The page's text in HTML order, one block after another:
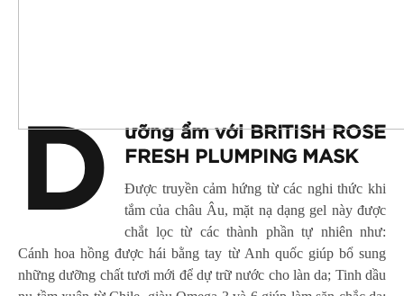
D
ưỡng ẩm với BRITISH ROSE
FRESH PLUMPING MASK
Được truyền cảm hứng từ các nghi thức khi
tắm của châu Âu, mặt nạ dạng gel này được
chắt lọc từ các thành phần tự nhiên như:
Cánh hoa hồng được hái bằng tay từ Anh quốc giúp bổ sung
những dưỡng chất tươi mới để dự trữ nước cho làn da; Tinh dầu